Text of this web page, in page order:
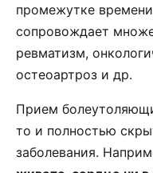
промежутке
сопровождает
ревматизм,
остеоартроз и др.
Прием
то и полностью
заболевания.